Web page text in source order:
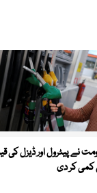
نے پیٹرول اور ڈیزل کی
کمی کر دی